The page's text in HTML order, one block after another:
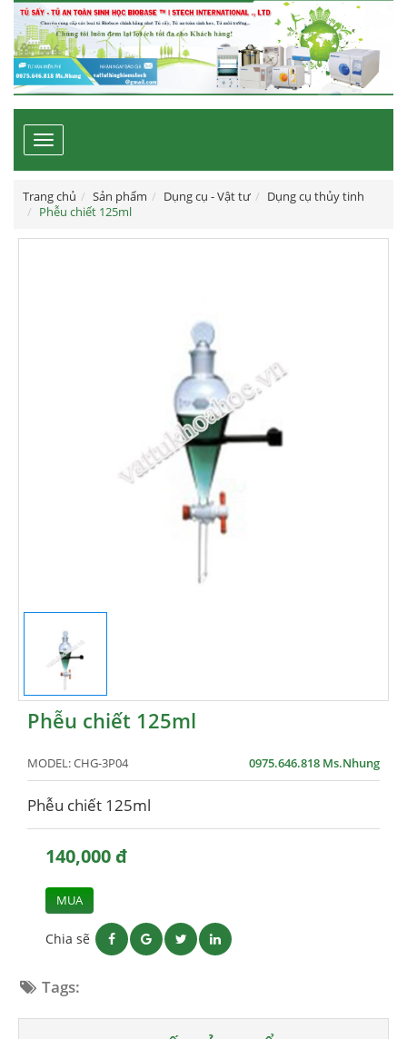
Toggle
navigation
Trang chủ Sản phẩm Dụng cụ - Vật tư
Dụng cụ thủy tinh
Phễu chiết 125ml
Phễu chiết 125ml
MODEL:CHG-3P04 0975.646.818 Ms.Nhung
Phễu chiết 125ml
140,000 đ
MUA
Chia sẽ
Tags: